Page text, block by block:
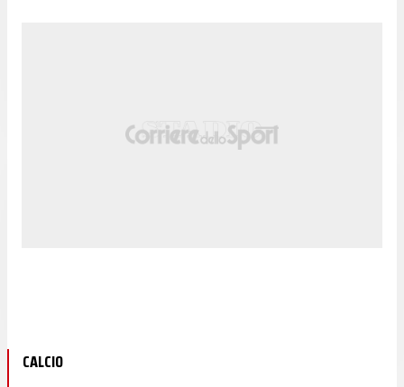
CALCIO